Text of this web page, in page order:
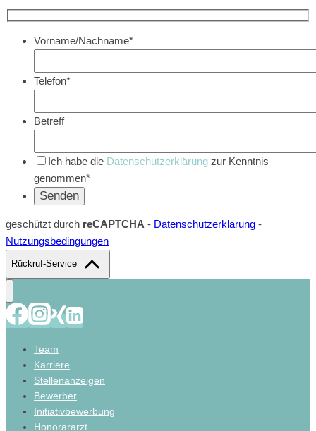
Vorname/Nachname*
Telefon*
Betreff
Ich habe die Datenschutzerklärung zur Kenntnis
genommen*
geschützt durch reCAPTCHA - Datenschutzerklärung -
Nutzungsbedingungen
Rückruf-Service
Team
Karriere
Stellenanzeigen
Bewerber
Initiativbewerbung
Honorararzt